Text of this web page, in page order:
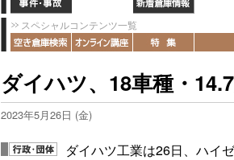
スペシャルコンテンツ一覧
ダイハツ、18車種・
2023年5月26日 (金)
ダイハツ工業は26日、ハイ